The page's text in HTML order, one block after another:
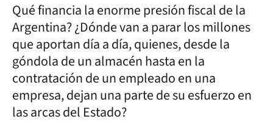
Qué financia la enorme presión fiscal de la
Argentina? ¿Dónde van a parar los millones
que aportan día a día, quienes, desde la
góndola de un almacén hasta en la
contratación de un empleado en una
empresa, dejan una parte de su esfuerzo en
las arcas del Estado?